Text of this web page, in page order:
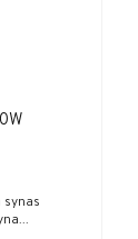
synas